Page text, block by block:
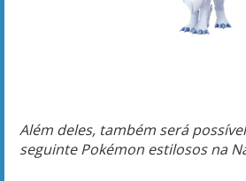
Além deles, também será
seguinte Pokémon estilosos na